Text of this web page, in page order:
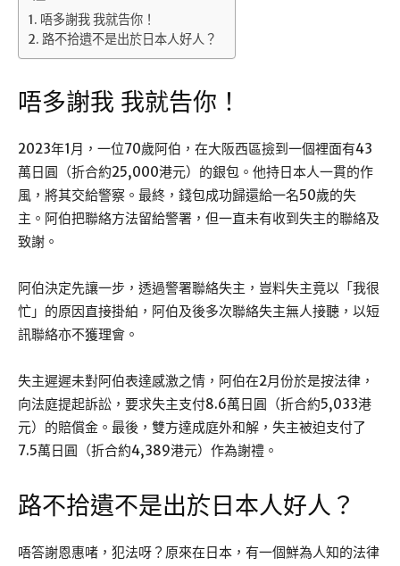
唔多謝我 我就告你！
路不拾遺不是出於日本人好人？
唔多謝我 我就告你！
2023年1月，一位70歲阿伯，在大阪西區撿到一個裡面有43
萬日圓（折合約25,000港元）的銀包。他持日本人一貫的作
風，將其交給警察。最終，錢包成功歸還給一名50歲的失
主。阿伯把聯絡方法留給警署，但一直未有收到失主的聯絡及
致謝。
阿伯決定先讓一步，透過警署聯絡失主，豈料失主竟以「我很
忙」的原因直接掛絈，阿伯及後多次聯絡失主無人接聽，以短
訊聯絡亦不獲理會。
失主遲遲未對阿伯表達感激之情，阿伯在2月份於是按法律，
向法庭提起訴訟，要求失主支付8.6萬日圓（折合約5,033港
元）的賠償金。最後，雙方達成庭外和解，失主被迫支付了
7.5萬日圓（折合約4,389港元）作為謝禮。
路不拾遺不是出於日本人好人？
唔答謝恩惠啫，犯法呀？原來在日本，有一個鮮為人知的法律